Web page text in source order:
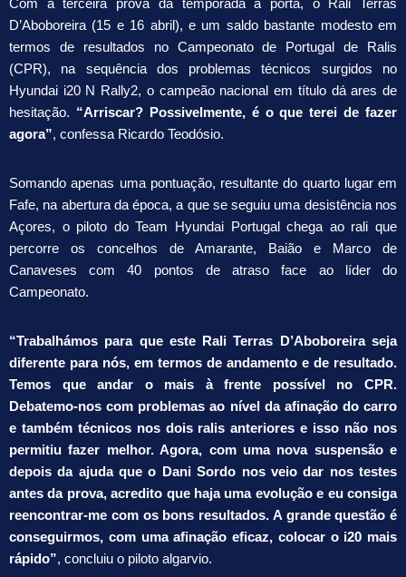
Com a terceira prova da temporada à porta, o Rali Terras
D’Aboboreira (15 e 16 abril), e um saldo bastante modesto em
termos de resultados no Campeonato de Portugal de Ralis
(CPR), na sequência dos problemas técnicos surgidos no
Hyundai i20 N Rally2, o campeão nacional em título dá ares de
hesitação. “Arriscar? Possivelmente, é o que terei de fazer
agora”, confessa Ricardo Teodósio.
Somando apenas uma pontuação, resultante do quarto lugar em
Fafe, na abertura da época, a que se seguiu uma desistência nos
Açores, o piloto do Team Hyundai Portugal chega ao rali que
percorre os concelhos de Amarante, Baião e Marco de
Canaveses com 40 pontos de atraso face ao líder do
Campeonato.
“Trabalhámos para que este Rali Terras D’Aboboreira seja
diferente para nós, em termos de andamento e de resultado.
Temos que andar o mais à frente possível no CPR.
Debatemo-nos com problemas ao nível da afinação do carro
e também técnicos nos dois ralis anteriores e isso não nos
permitiu fazer melhor. Agora, com uma nova suspensão e
depois da ajuda que o Dani Sordo nos veio dar nos testes
antes da prova, acredito que haja uma evolução e eu consiga
reencontrar-me com os bons resultados. A grande questão é
conseguirmos, com uma afinação eficaz, colocar o i20 mais
rápido”, concluiu o piloto algarvio.